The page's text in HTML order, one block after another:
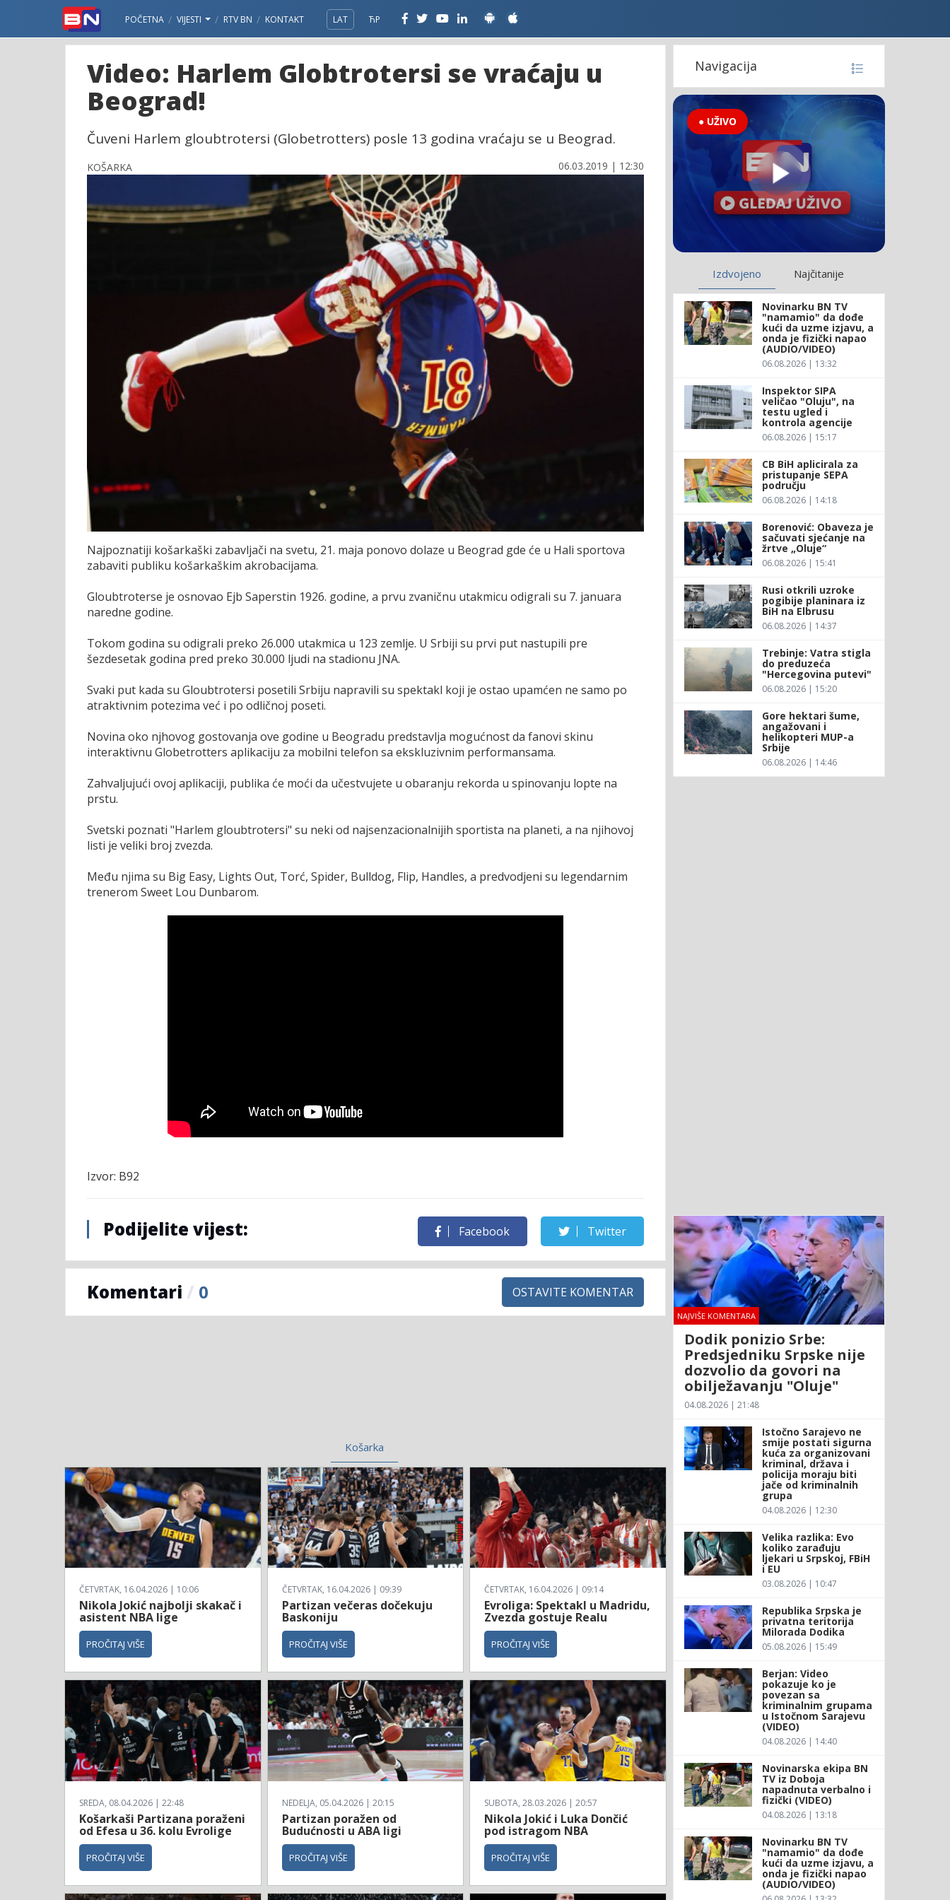
POČETNA VIJESTI RTV BN KONTAKT LAT ЋР
Video: Harlem Globtrotersi se vraćaju u
Beograd!
Čuveni Harlem gloubtrotersi (Globetrotters) posle 13 godina vraćaju se u Beograd.
KOŠARKA 06.03.2019 | 12:30
Najpoznatiji košarkaški zabavljači na svetu, 21. maja ponovo dolaze u Beograd gde će u Hali sportova
zabaviti publiku košarkaškim akrobacijama.
Gloubtroterse je osnovao Ejb Saperstin 1926. godine, a prvu zvaničnu utakmicu odigrali su 7. januara
naredne godine.
Tokom godina su odigrali preko 26.000 utakmica u 123 zemlje. U Srbiji su prvi put nastupili pre
šezdesetak godina pred preko 30.000 ljudi na stadionu JNA.
Svaki put kada su Gloubtrotersi posetili Srbiju napravili su spektakl koji je ostao upamćen ne samo po
atraktivnim potezima već i po odličnoj poseti.
Novina oko njhovog gostovanja ove godine u Beogradu predstavlja mogućnost da fanovi skinu
interaktivnu Globetrotters aplikaciju za mobilni telefon sa ekskluzivnim performansama.
Zahvaljujući ovoj aplikaciji, publika će moći da učestvujete u obaranju rekorda u spinovanju lopte na
prstu.
Svetski poznati "Harlem gloubtrotersi" su neki od najsenzacionalnijih sportista na planeti, a na njihovoj
listi je veliki broj zvezda.
Među njima su Big Easy, Lights Out, Torć, Spider, Bulldog, Flip, Handles, a predvodjeni su legendarnim
trenerom Sweet Lou Dunbarom.
Izvor: B92
Podijelite vijest: Facebook Twitter
Komentari / 0 OSTAVITE KOMENTAR
Košarka
ČETVRTAK, 16.04.2026 | 10:06
Nikola Jokić najbolji skakač i
asistent NBA lige
PROČITAJ VIŠE
ČETVRTAK, 16.04.2026 | 09:39
Partizan večeras dočekuju
Baskoniju
PROČITAJ VIŠE
ČETVRTAK, 16.04.2026 | 09:14
Evroliga: Spektakl u Madridu,
Zvezda gostuje Realu
PROČITAJ VIŠE
SREDA, 08.04.2026 | 22:48
Košarkaši Partizana poraženi
od Efesa u 36. kolu Evrolige
PROČITAJ VIŠE
NEDELJA, 05.04.2026 | 20:15
Partizan poražen od
Budućnosti u ABA ligi
PROČITAJ VIŠE
SUBOTA, 28.03.2026 | 20:57
Nikola Jokić i Luka Dončić
pod istragom NBA
PROČITAJ VIŠE
Navigacija
● UŽIVO
Izdvojeno Najčitanije
Novinarku BN TV
"namamio" da dođe
kući da uzme izjavu, a
onda je fizički napao
(AUDIO/VIDEO)
06.08.2026 | 13:32
Inspektor SIPA
veličao "Oluju", na
testu ugled i
kontrola agencije
06.08.2026 | 15:17
CB BiH aplicirala za
pristupanje SEPA
području
06.08.2026 | 14:18
Borenović: Obaveza je
sačuvati sjećanje na
žrtve „Oluje“
06.08.2026 | 15:41
Rusi otkrili uzroke
pogibije planinara iz
BiH na Elbrusu
06.08.2026 | 14:37
Trebinje: Vatra stigla
do preduzeća
"Hercegovina putevi"
06.08.2026 | 15:20
Gore hektari šume,
angažovani i
helikopteri MUP-a
Srbije
06.08.2026 | 14:46
NAJVIŠE KOMENTARA
Dodik ponizio Srbe:
Predsjedniku Srpske nije
dozvolio da govori na
obilježavanju "Oluje"
04.08.2026 | 21:48
Istočno Sarajevo ne
smije postati sigurna
kuća za organizovani
kriminal, država i
policija moraju biti
jače od kriminalnih
grupa
04.08.2026 | 12:30
Velika razlika: Evo
koliko zarađuju
ljekari u Srpskoj, FBiH
i EU
03.08.2026 | 10:47
Republika Srpska je
privatna teritorija
Milorada Dodika
05.08.2026 | 15:49
Berjan: Video
pokazuje ko je
povezan sa
kriminalnim grupama
u Istočnom Sarajevu
(VIDEO)
04.08.2026 | 14:40
Novinarska ekipa BN
TV iz Doboja
napadnuta verbalno i
fizički (VIDEO)
04.08.2026 | 13:18
Novinarku BN TV
"namamio" da dođe
kući da uzme izjavu, a
onda je fizički napao
(AUDIO/VIDEO)